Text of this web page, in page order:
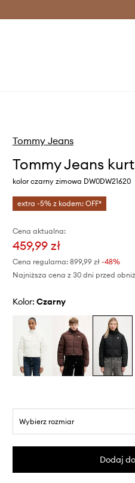
Tommy Jeans
Tommy Jeans
kolor czarny zimowa DW0DW21620
extra -5% z kodem: OFF*
Cena aktualna:
459,99 zł
Cena regularna: 899,99 zł-48%
Najniższa cena z 30 dni przed
Kolor: czarny
Wybierz rozmiar
Dodaj